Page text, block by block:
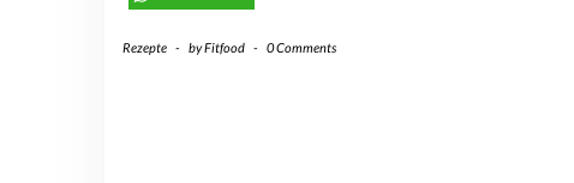
Rezepte - byFitfood - 0 Comments